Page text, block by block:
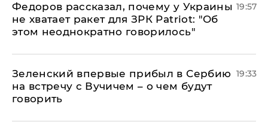
Федоров рассказал, почему у Украины
не хватает ракет для ЗРК Patriot: "Об
этом неоднократно говорилось"
19:57
Зеленский впервые прибыл в Сербию
на встречу с Вучичем – о чем будут
говорить
19:33